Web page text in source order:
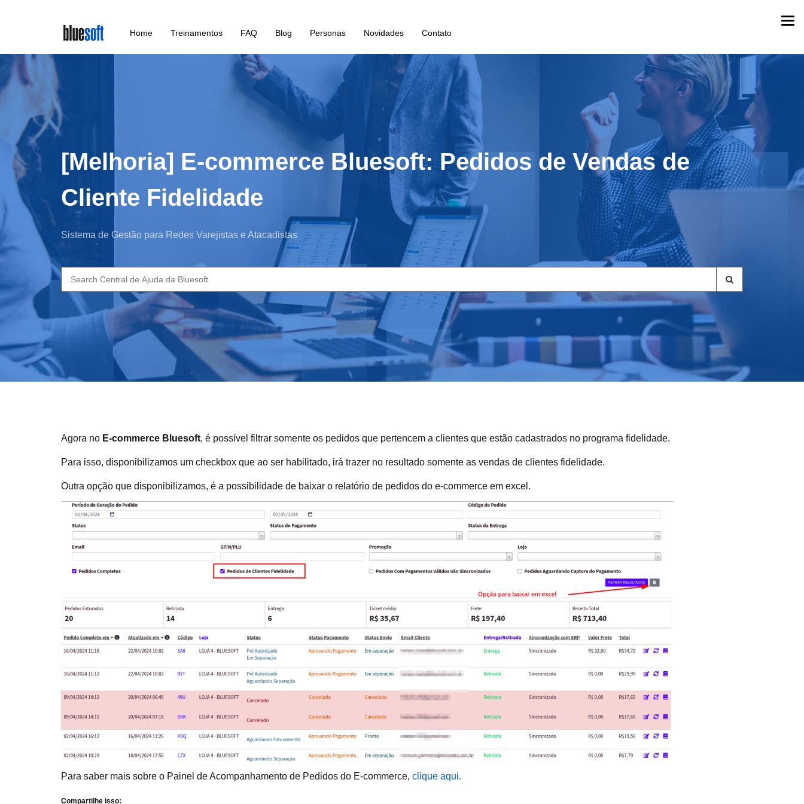
main
content
Home Treinamentos FAQ Blog Personas Novidades Contato
[Melhoria] E-commerce Bluesoft: Pedidos de Vendas de
Cliente Fidelidade
Sistema de Gestão para Redes Varejistas e Atacadistas
Search
for:
Agora no E-commerce Bluesoft, é possível filtrar somente os pedidos que pertencem a clientes que estão cadastrados no programa fidelidade.
Para isso, disponibilizamos um checkbox que ao ser habilitado, irá trazer no resultado somente as vendas de clientes fidelidade.
Outra opção que disponibilizamos, é a possibilidade de baixar o relatório de pedidos do e-commerce em excel.
Para saber mais sobre o Painel de Acompanhamento de Pedidos do E-commerce, clique aqui.
Compartilhe isso: